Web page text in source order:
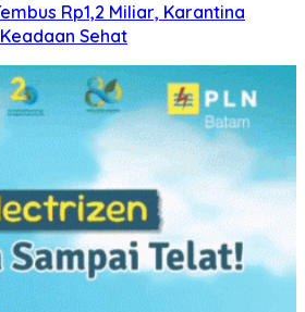
Rp1,2 Miliar, Karantina
Sehat